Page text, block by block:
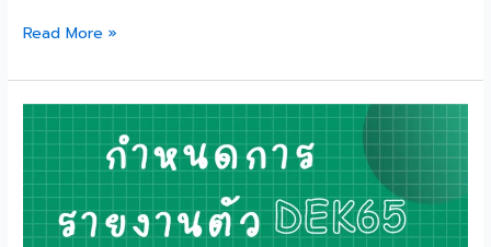
Read More »
รายงาน
ตัว
#DEK65
#DEKKRIRK
รอบ
2